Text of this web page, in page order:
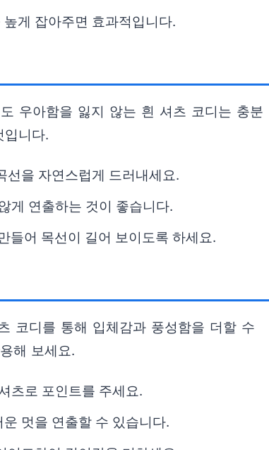
게 잡아주면 효과적입니다.
우아함을 잃지 않는 흰 셔츠 코디는 충분
니다.
선을 자연스럽게 드러내세요.
게 연출하는 것이 좋습니다.
들어 목선이 길어 보이도록 하세요.
코디를 통해 입체감과 풍성함을 더할 수
해 보세요.
츠로 포인트를 주세요.
멋을 연출할 수 있습니다.